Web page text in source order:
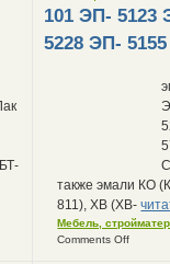
101 ЭП- 5123
5228 ЭП- 5155
также эмали КО
811), ХВ (ХВ-
Мебель,
Comments Off